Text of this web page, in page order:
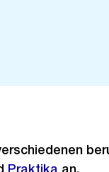
Praktika an.